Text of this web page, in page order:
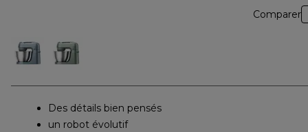
Comparer
Des détails bien pensés
un robot évolutif